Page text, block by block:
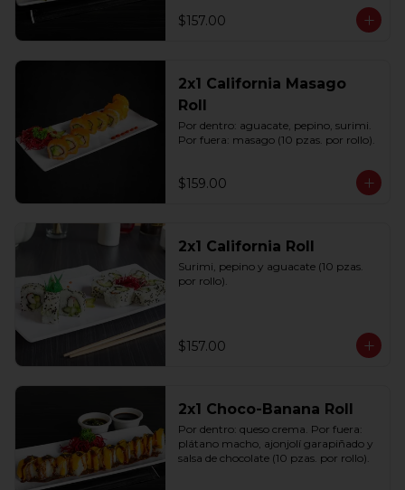
$157.00
2x1 California Masago
Roll
Por dentro: aguacate, pepino, surimi.
Por fuera: masago (10 pzas. por rollo).
$159.00
2x1 California Roll
Surimi, pepino y aguacate (10 pzas.
por rollo).
$157.00
2x1 Choco-Banana Roll
Por dentro: queso crema. Por fuera:
plátano macho, ajonjolí garapiñado y
salsa de chocolate (10 pzas. por rollo).